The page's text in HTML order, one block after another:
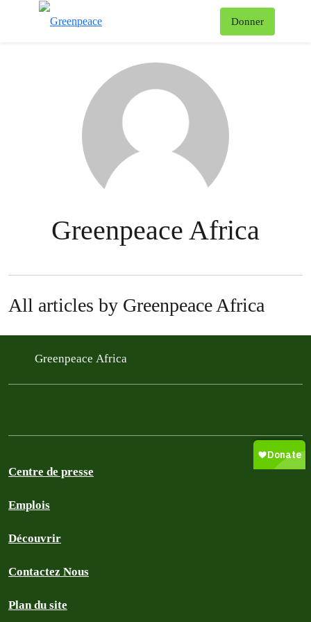
Donner
Greenpeace Africa
All articles by Greenpeace Africa
Greenpeace Africa
Centre de presse
Emplois
Découvrir
Contactez Nous
Plan du site